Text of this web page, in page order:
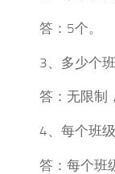
答：5个。
3、多少个班
答：无限制，
4、每个班级
答：每个班级